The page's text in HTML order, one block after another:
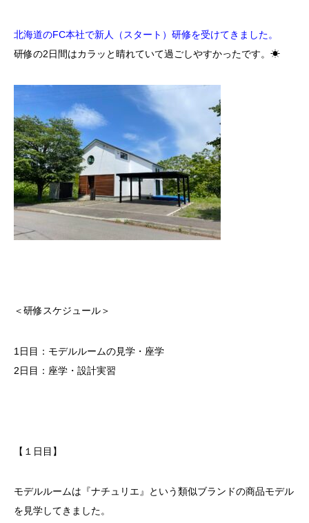
北海道のFC本社で新人（スタート）研修を受けてきました。
研修の2日間はカラッと晴れていて過ごしやすかったです。☀
＜研修スケジュール＞
1日目：モデルルームの見学・座学
2日目：座学・設計実習
【１日目】
モデルルームは『ナチュリエ』という類似ブランドの商品モデル
を見学してきました。